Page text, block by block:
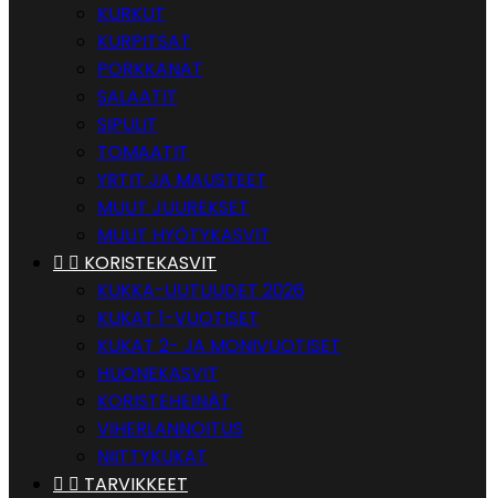
KURKUT
KURPITSAT
PORKKANAT
SALAATIT
SIPULIT
TOMAATIT
YRTIT JA MAUSTEET
MUUT JUUREKSET
MUUT HYÖTYKASVIT
  KORISTEKASVIT
KUKKA-UUTUUDET 2026
KUKAT 1-VUOTISET
KUKAT 2- JA MONIVUOTISET
HUONEKASVIT
KORISTEHEINÄT
VIHERLANNOITUS
NIITTYKUKAT
  TARVIKKEET